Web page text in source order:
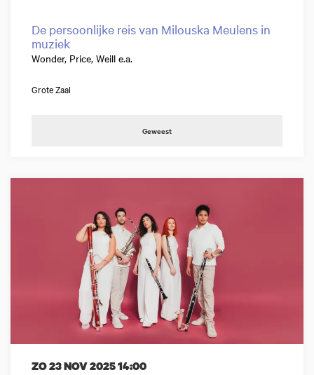
De persoonlijke reis van Milouska Meulens in
muziek
Wonder, Price, Weill e.a.
Grote Zaal
Geweest
ZO 23 NOV 202514:00